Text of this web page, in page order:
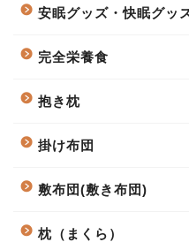
安眠グッズ・快眠グッ
完全栄養食
抱き枕
掛け布団
敷布団(敷き布団)
枕（まくら）